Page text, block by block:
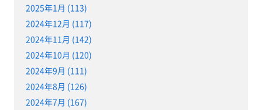
2025年1月 (113)
2024年12月 (117)
2024年11月 (142)
2024年10月 (120)
2024年9月 (111)
2024年8月 (126)
2024年7月 (167)